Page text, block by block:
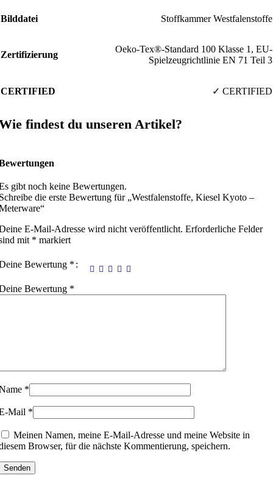
Bilddatei Stoffkammer Westfalenstoffe
Zertifizierung
Oeko-Tex®-Standard 100 Klasse 1, EU-
Spielzeugrichtlinie EN 71 Teil 3
CERTIFIED ✓ CERTIFIED
findest du unseren Artikel?
gibt noch keine Bewertungen.
die erste Bewertung für „Westfalenstoffe, Kiesel Kyoto –
E-Mail-Adresse wird nicht veröffentlicht. Erforderliche Felder
mit * markiert
Bewertung *
Bewertung *
*
Mail *
Meinen Namen, meine E-Mail-Adresse und meine Website in
Browser, für die nächste Kommentierung, speichern.